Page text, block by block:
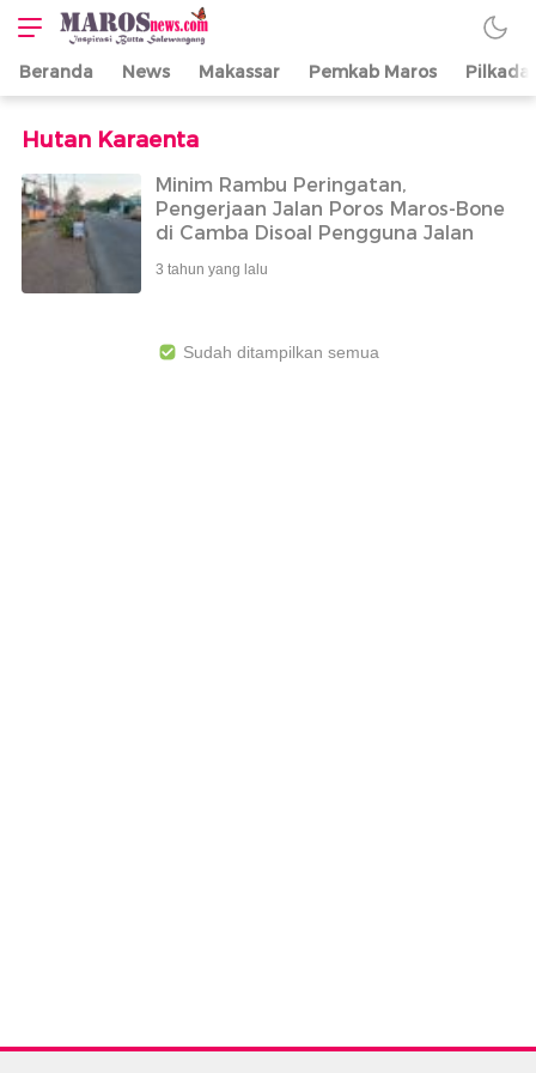
Maros News
Inspirasi Butta
Salewangang
Beranda News Makassar Pemkab Maros Pilkada
Hutan Karaenta
Minim Rambu Peringatan,
Pengerjaan Jalan Poros Maros-Bone
di Camba Disoal Pengguna Jalan
3 tahun yang lalu
Sudah ditampilkan semua